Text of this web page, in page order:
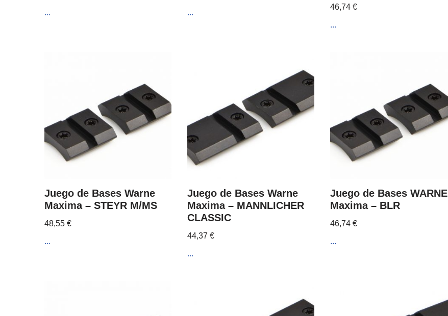
... ...
46,74 €
...
Juego de Bases Warne
Maxima – STEYR M/MS
48,55 €
...
Juego de Bases Warne
Maxima – MANNLICHER
CLASSIC
44,37 €
...
Juego de Bases WARNE
Maxima – BLR
46,74 €
...